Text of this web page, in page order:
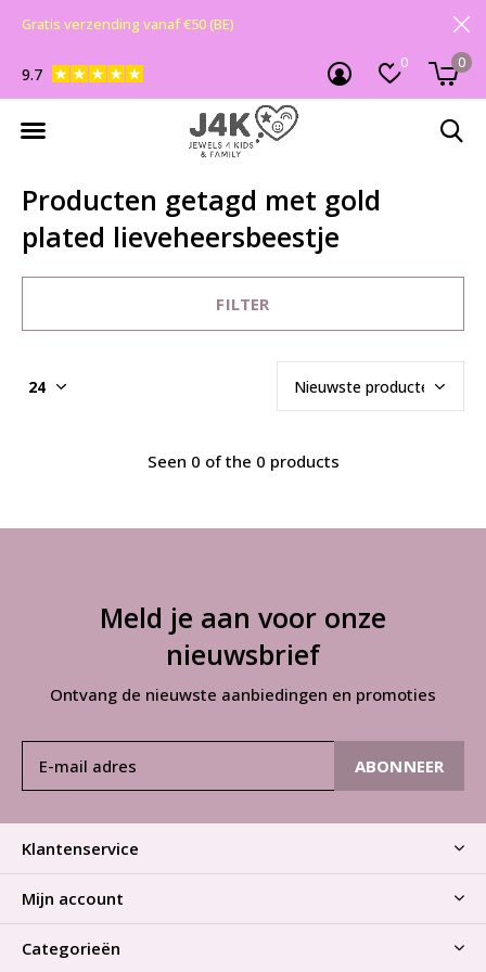
0 0
9.7
Gratis verzending vanaf €50 (BE)
Producten getagd met gold
plated lieveheersbeestje
FILTER
Seen 0 of the 0 products
Meld je aan voor onze
nieuwsbrief
Ontvang de nieuwste aanbiedingen en promoties
ABONNEER
Klantenservice
Mijn account
Categorieën